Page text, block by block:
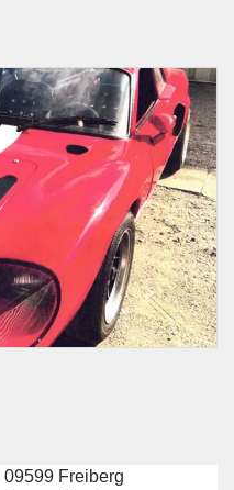
09599 Freiberg